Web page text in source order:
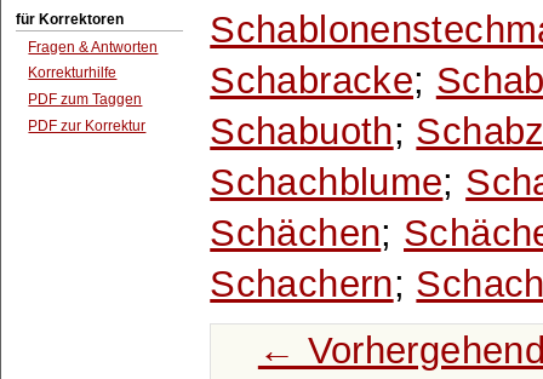
für Korrektoren
Fragen & Antworten
Korrekturhilfe
PDF zum Taggen
PDF zur Korrektur
Schabracke;
Schabuoth;
Schachblume;
Schächen;
Schachern;
←